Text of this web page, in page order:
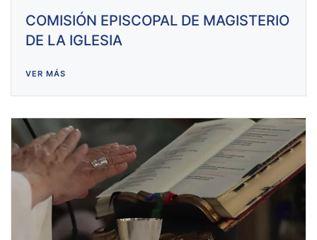
COMISIÓN EPISCOPAL DE MAGISTERIO
DE LA IGLESIA
VER MÁS